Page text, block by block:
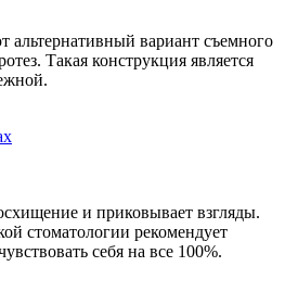
вариант съемного
Такая конструкция является
и приковывает взгляды.
стоматологии рекомендует
себя на все 100%.